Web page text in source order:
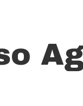
to close